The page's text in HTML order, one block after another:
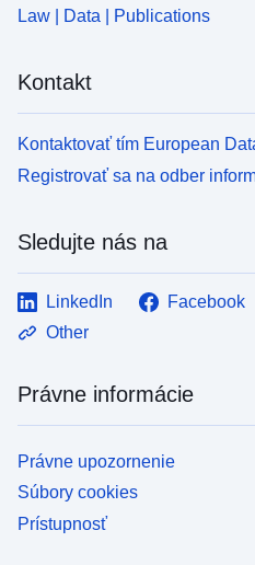
Law | Data | Publications
Kontakt
Kontaktovať tím European
Registrovať sa na odber
Sledujte nás na
LinkedIn Facebook
Other
Právne informácie
Právne upozornenie
Súbory cookies
Prístupnosť